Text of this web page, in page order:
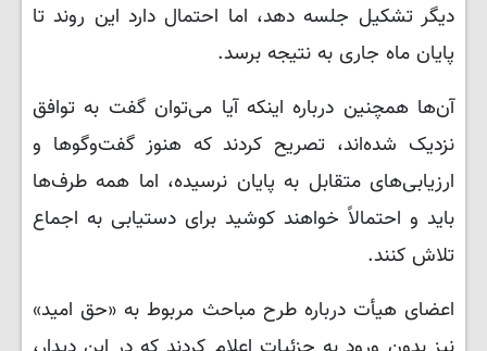
دیگر تشکیل جلسه دهد، اما احتمال دارد این روند تا
پایان ماه جاری به نتیجه برسد.
آن‌ها همچنین درباره اینکه آیا می‌توان گفت به توافق
نزدیک شده‌اند، تصریح کردند که هنوز گفت‌وگوها و
ارزیابی‌های متقابل به پایان نرسیده، اما همه طرف‌ها
باید و احتمالاً خواهند کوشید برای دستیابی به اجماع
تلاش کنند.
اعضای هیأت درباره طرح مباحث مربوط به «حق امید»